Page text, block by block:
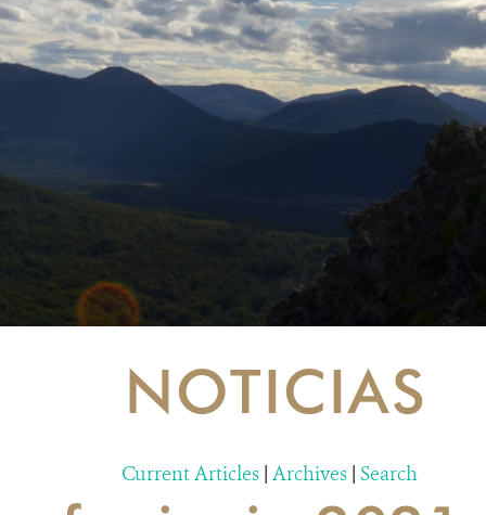
NOTICIAS
Current Articles | Archives | Search